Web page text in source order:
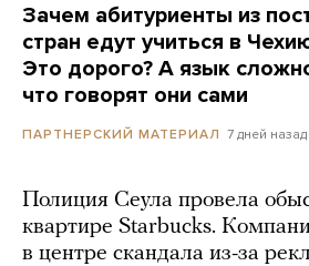
Зачем абитуриенты из
стран едут учиться в
Это дорого? А язык
что говорят они сами
ПАРТНЕРСКИЙ МАТЕРИАЛ 7 дней назад
Полиция Сеула провела
квартире Starbucks.
в центре скандала из-за